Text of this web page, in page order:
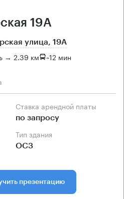
19А
улица, 19А
→ 2.39 км ~12 мин
Ставка арендной платы
по запросу
Тип здания
ОСЗ
презентацию